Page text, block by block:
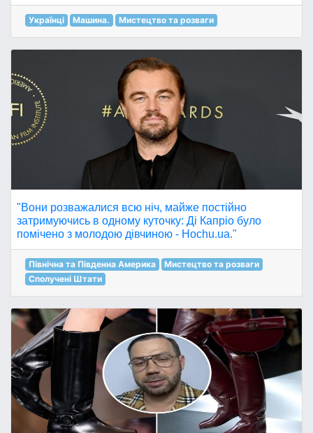
Українці Машина. Мистецтво та розваги
"Вони розважалися всю ніч, майже постійно
затримуючись в одному куточку: Ді Капріо було
помічено з молодою дівчиною - Hochu.ua."
Північна та Південна Америка
Мистецтво та розваги
Сполучені Штати